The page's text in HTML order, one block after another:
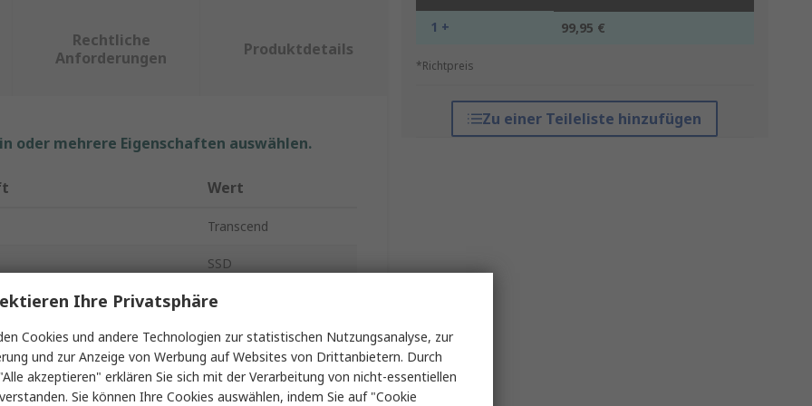
1 + 99,95 €
*Richtpreis
Zu einer Teileliste hinzufügen
Rechtliche
Anforderungen
Produktdetails
oder mehrere Eigenschaften auswählen.
Wert
Transcend
SSD
64GB
SSD
Bauform Innen-
Ihre Privatsphäre
Cookies und andere Technologien zur statistischen Nutzungsanalyse, zur
und zur Anzeige von Werbung auf Websites von Drittanbietern. Durch
akzeptieren" erklären Sie sich mit der Verarbeitung von nicht-essentiellen
Sie können Ihre Cookies auswählen, indem Sie auf "Cookie